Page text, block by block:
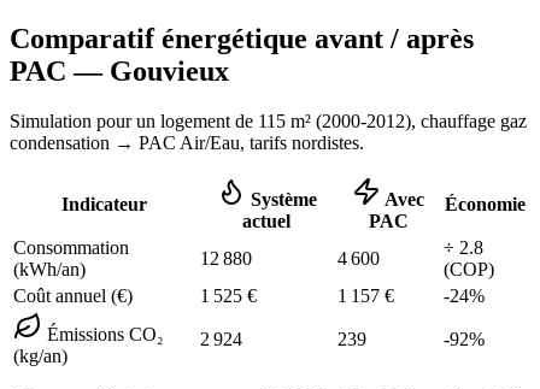
Comparatif énergétique avant / après
PAC — Gouvieux
Simulation pour un logement de 115 m² (2000-2012), chauffage gaz
condensation → PAC Air/Eau, tarifs nordistes.
Indicateur
Système
actuel
Avec
PAC
Économie
Consommation
(kWh/an)
12 880 4 600
÷ 2.8
(COP)
Coût annuel (€)
1 525 € 1 157 € -24%
Émissions CO₂
(kg/an)
2 924 239 -92%